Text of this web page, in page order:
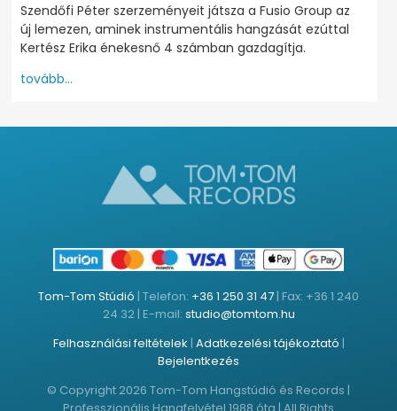
Szendőfi Péter szerzeményeit játsza a Fusio Group az
új lemezen, aminek instrumentális hangzását ezúttal
Kertész Erika énekesnő 4 számban gazdagítja.
tovább...
Tom-Tom Stúdió | Telefon: +36 1 250 31 47 | Fax: +36 1 240
24 32 | E-mail: studio@tomtom.hu
Felhasználási feltételek | Adatkezelési tájékoztató |
Bejelentkezés
© Copyright 2026 Tom-Tom Hangstúdió és Records |